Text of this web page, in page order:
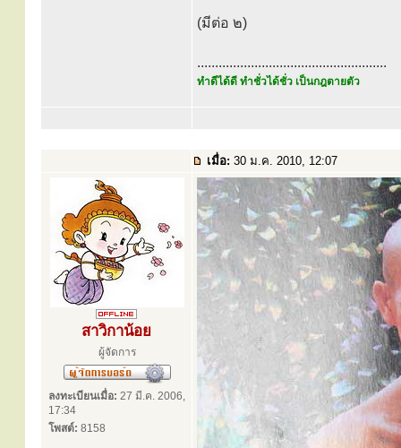
(มีต่อ ๒)
.....................................................
ทำดีได้ดี ทำชั่วได้ชั่ว เป็นกฎตายตัว
เมื่อ: 30 ม.ค. 2010, 12:07
สาวิกาน้อย
ผู้จัดการ
ลงทะเบียนเมื่อ: 27 มี.ค. 2006,
17:34
โพสต์: 8158